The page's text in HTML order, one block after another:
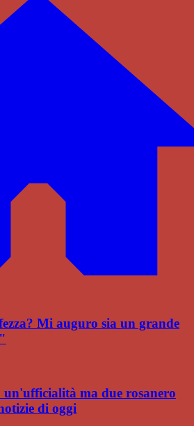
Mi auguro sia un grande
ma due rosanero
di oggi